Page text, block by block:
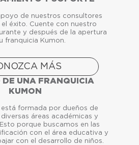
de nuestros consultores
el éxito. Cuente con nuestro
y después de la apertura
franquicia Kumon.
MÁS
DE UNA FRANQUICIA
KUMON
está formada por dueños de
áreas académicas y
porque buscamos en las
con el área educativa y
con el desarrollo de niños.